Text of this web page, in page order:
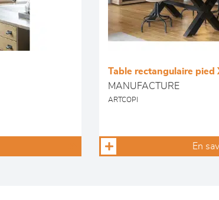
Table rectangulaire pied
MANUFACTURE
ARTCOPI
En